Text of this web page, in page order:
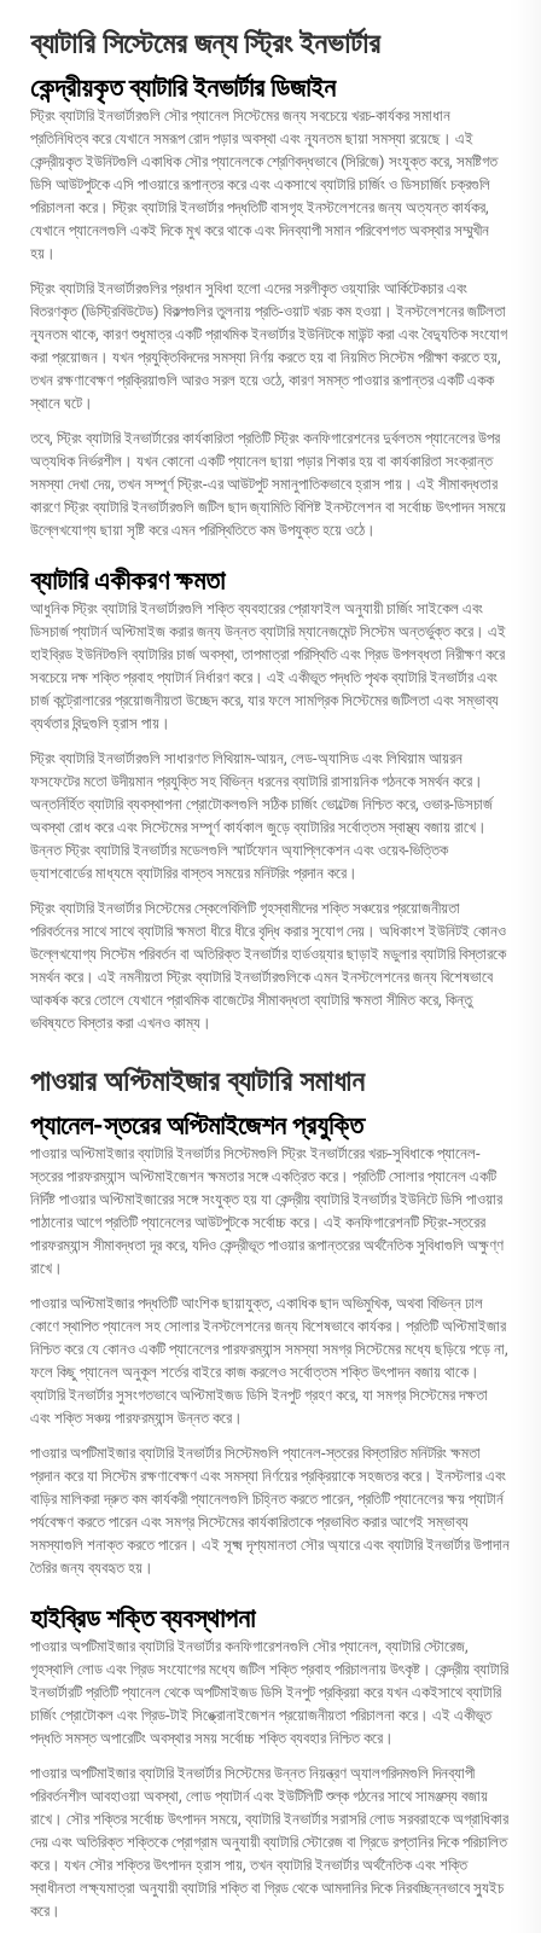
ব্যাটারি সিস্টেমের জন্য স্ট্রিং ইনভার্টার
কেন্দ্রীয়কৃত ব্যাটারি ইনভার্টার ডিজাইন
স্ট্রিং ব্যাটারি ইনভার্টারগুলি সৌর প্যানেল সিস্টেমের জন্য সবচেয়ে খরচ-কার্যকর সমাধান
প্রতিনিধিত্ব করে যেখানে সমরূপ রোদ পড়ার অবস্থা এবং ন্যূনতম ছায়া সমস্যা রয়েছে। এই
কেন্দ্রীয়কৃত ইউনিটগুলি একাধিক সৌর প্যানেলকে শ্রেণিবদ্ধভাবে (সিরিজে) সংযুক্ত করে, সমষ্টিগত
ডিসি আউটপুটকে এসি পাওয়ারে রূপান্তর করে এবং একসাথে ব্যাটারি চার্জিং ও ডিসচার্জিং চক্রগুলি
পরিচালনা করে। স্ট্রিং ব্যাটারি ইনভার্টার পদ্ধতিটি বাসগৃহ ইনস্টলেশনের জন্য অত্যন্ত কার্যকর,
যেখানে প্যানেলগুলি একই দিকে মুখ করে থাকে এবং দিনব্যাপী সমান পরিবেশগত অবস্থার সম্মুখীন
হয়।
স্ট্রিং ব্যাটারি ইনভার্টারগুলির প্রধান সুবিধা হলো এদের সরলীকৃত ওয়্যারিং আর্কিটেকচার এবং
বিতরণকৃত (ডিস্ট্রিবিউটেড) বিকল্পগুলির তুলনায় প্রতি-ওয়াট খরচ কম হওয়া। ইনস্টলেশনের জটিলতা
ন্যূনতম থাকে, কারণ শুধুমাত্র একটি প্রাথমিক ইনভার্টার ইউনিটকে মাউন্ট করা এবং বৈদ্যুতিক সংযোগ
করা প্রয়োজন। যখন প্রযুক্তিবিদদের সমস্যা নির্ণয় করতে হয় বা নিয়মিত সিস্টেম পরীক্ষা করতে হয়,
তখন রক্ষণাবেক্ষণ প্রক্রিয়াগুলি আরও সরল হয়ে ওঠে, কারণ সমস্ত পাওয়ার রূপান্তর একটি একক
স্থানে ঘটে।
তবে, স্ট্রিং ব্যাটারি ইনভার্টারের কার্যকারিতা প্রতিটি স্ট্রিং কনফিগারেশনের দুর্বলতম প্যানেলের উপর
অত্যধিক নির্ভরশীল। যখন কোনো একটি প্যানেল ছায়া পড়ার শিকার হয় বা কার্যকারিতা সংক্রান্ত
সমস্যা দেখা দেয়, তখন সম্পূর্ণ স্ট্রিং-এর আউটপুট সমানুপাতিকভাবে হ্রাস পায়। এই সীমাবদ্ধতার
কারণে স্ট্রিং ব্যাটারি ইনভার্টারগুলি জটিল ছাদ জ্যামিতি বিশিষ্ট ইনস্টলেশন বা সর্বোচ্চ উৎপাদন সময়ে
উল্লেখযোগ্য ছায়া সৃষ্টি করে এমন পরিস্থিতিতে কম উপযুক্ত হয়ে ওঠে।
ব্যাটারি একীকরণ ক্ষমতা
আধুনিক স্ট্রিং ব্যাটারি ইনভার্টারগুলি শক্তি ব্যবহারের প্রোফাইল অনুযায়ী চার্জিং সাইকেল এবং
ডিসচার্জ প্যাটার্ন অপ্টিমাইজ করার জন্য উন্নত ব্যাটারি ম্যানেজমেন্ট সিস্টেম অন্তর্ভুক্ত করে। এই
হাইব্রিড ইউনিটগুলি ব্যাটারির চার্জ অবস্থা, তাপমাত্রা পরিস্থিতি এবং গ্রিড উপলব্ধতা নিরীক্ষণ করে
সবচেয়ে দক্ষ শক্তি প্রবাহ প্যাটার্ন নির্ধারণ করে। এই একীভূত পদ্ধতি পৃথক ব্যাটারি ইনভার্টার এবং
চার্জ কন্ট্রোলারের প্রয়োজনীয়তা উচ্ছেদ করে, যার ফলে সামগ্রিক সিস্টেমের জটিলতা এবং সম্ভাব্য
ব্যর্থতার বিন্দুগুলি হ্রাস পায়।
স্ট্রিং ব্যাটারি ইনভার্টারগুলি সাধারণত লিথিয়াম-আয়ন, লেড-অ্যাসিড এবং লিথিয়াম আয়রন
ফসফেটের মতো উদীয়মান প্রযুক্তি সহ বিভিন্ন ধরনের ব্যাটারি রাসায়নিক গঠনকে সমর্থন করে।
অন্তর্নির্হিত ব্যাটারি ব্যবস্থাপনা প্রোটোকলগুলি সঠিক চার্জিং ভোল্টেজ নিশ্চিত করে, ওভার-ডিসচার্জ
অবস্থা রোধ করে এবং সিস্টেমের সম্পূর্ণ কার্যকাল জুড়ে ব্যাটারির সর্বোত্তম স্বাস্থ্য বজায় রাখে।
উন্নত স্ট্রিং ব্যাটারি ইনভার্টার মডেলগুলি স্মার্টফোন অ্যাপ্লিকেশন এবং ওয়েব-ভিত্তিক
ড্যাশবোর্ডের মাধ্যমে ব্যাটারির বাস্তব সময়ের মনিটরিং প্রদান করে।
স্ট্রিং ব্যাটারি ইনভার্টার সিস্টেমের স্কেলেবিলিটি গৃহস্বামীদের শক্তি সঞ্চয়ের প্রয়োজনীয়তা
পরিবর্তনের সাথে সাথে ব্যাটারি ক্ষমতা ধীরে ধীরে বৃদ্ধি করার সুযোগ দেয়। অধিকাংশ ইউনিটই কোনও
উল্লেখযোগ্য সিস্টেম পরিবর্তন বা অতিরিক্ত ইনভার্টার হার্ডওয়্যার ছাড়াই মডুলার ব্যাটারি বিস্তারকে
সমর্থন করে। এই নমনীয়তা স্ট্রিং ব্যাটারি ইনভার্টারগুলিকে এমন ইনস্টলেশনের জন্য বিশেষভাবে
আকর্ষক করে তোলে যেখানে প্রাথমিক বাজেটের সীমাবদ্ধতা ব্যাটারি ক্ষমতা সীমিত করে, কিন্তু
ভবিষ্যতে বিস্তার করা এখনও কাম্য।
পাওয়ার অপ্টিমাইজার ব্যাটারি সমাধান
প্যানেল-স্তরের অপ্টিমাইজেশন প্রযুক্তি
পাওয়ার অপ্টিমাইজার ব্যাটারি ইনভার্টার সিস্টেমগুলি স্ট্রিং ইনভার্টারের খরচ-সুবিধাকে প্যানেল-
স্তরের পারফরম্যান্স অপ্টিমাইজেশন ক্ষমতার সঙ্গে একত্রিত করে। প্রতিটি সোলার প্যানেল একটি
নির্দিষ্ট পাওয়ার অপ্টিমাইজারের সঙ্গে সংযুক্ত হয় যা কেন্দ্রীয় ব্যাটারি ইনভার্টার ইউনিটে ডিসি পাওয়ার
পাঠানোর আগে প্রতিটি প্যানেলের আউটপুটকে সর্বোচ্চ করে। এই কনফিগারেশনটি স্ট্রিং-স্তরের
পারফরম্যান্স সীমাবদ্ধতা দূর করে, যদিও কেন্দ্রীভূত পাওয়ার রূপান্তরের অর্থনৈতিক সুবিধাগুলি অক্ষুণ্ণ
রাখে।
পাওয়ার অপ্টিমাইজার পদ্ধতিটি আংশিক ছায়াযুক্ত, একাধিক ছাদ অভিমুখিক, অথবা বিভিন্ন ঢাল
কোণে স্থাপিত প্যানেল সহ সোলার ইনস্টলেশনের জন্য বিশেষভাবে কার্যকর। প্রতিটি অপ্টিমাইজার
নিশ্চিত করে যে কোনও একটি প্যানেলের পারফরম্যান্স সমস্যা সমগ্র সিস্টেমের মধ্যে ছড়িয়ে পড়ে না,
ফলে কিছু প্যানেল অনুকূল শর্তের বাইরে কাজ করলেও সর্বোত্তম শক্তি উৎপাদন বজায় থাকে।
ব্যাটারি ইনভার্টার সুসংগতভাবে অপ্টিমাইজড ডিসি ইনপুট গ্রহণ করে, যা সমগ্র সিস্টেমের দক্ষতা
এবং শক্তি সঞ্চয় পারফরম্যান্স উন্নত করে।
পাওয়ার অপটিমাইজার ব্যাটারি ইনভার্টার সিস্টেমগুলি প্যানেল-স্তরের বিস্তারিত মনিটরিং ক্ষমতা
প্রদান করে যা সিস্টেম রক্ষণাবেক্ষণ এবং সমস্যা নির্ণয়ের প্রক্রিয়াকে সহজতর করে। ইনস্টলার এবং
বাড়ির মালিকরা দ্রুত কম কার্যকরী প্যানেলগুলি চিহ্নিত করতে পারেন, প্রতিটি প্যানেলের ক্ষয় প্যাটার্ন
পর্যবেক্ষণ করতে পারেন এবং সমগ্র সিস্টেমের কার্যকারিতাকে প্রভাবিত করার আগেই সম্ভাব্য
সমস্যাগুলি শনাক্ত করতে পারেন। এই সূক্ষ্ম দৃশ্যমানতা সৌর অ্যারে এবং ব্যাটারি ইনভার্টার উপাদান
তৈরির জন্য ব্যবহৃত হয়।
হাইব্রিড শক্তি ব্যবস্থাপনা
পাওয়ার অপটিমাইজার ব্যাটারি ইনভার্টার কনফিগারেশনগুলি সৌর প্যানেল, ব্যাটারি স্টোরেজ,
গৃহস্থালি লোড এবং গ্রিড সংযোগের মধ্যে জটিল শক্তি প্রবাহ পরিচালনায় উৎকৃষ্ট। কেন্দ্রীয় ব্যাটারি
ইনভার্টারটি প্রতিটি প্যানেল থেকে অপটিমাইজড ডিসি ইনপুট প্রক্রিয়া করে যখন একইসাথে ব্যাটারি
চার্জিং প্রোটোকল এবং গ্রিড-টাই সিঙ্ক্রোনাইজেশন প্রয়োজনীয়তা পরিচালনা করে। এই একীভূত
পদ্ধতি সমস্ত অপারেটিং অবস্থার সময় সর্বোচ্চ শক্তি ব্যবহার নিশ্চিত করে।
পাওয়ার অপটিমাইজার ব্যাটারি ইনভার্টার সিস্টেমের উন্নত নিয়ন্ত্রণ অ্যালগরিদমগুলি দিনব্যাপী
পরিবর্তনশীল আবহাওয়া অবস্থা, লোড প্যাটার্ন এবং ইউটিলিটি শুল্ক গঠনের সাথে সামঞ্জস্য বজায়
রাখে। সৌর শক্তির সর্বোচ্চ উৎপাদন সময়ে, ব্যাটারি ইনভার্টার সরাসরি লোড সরবরাহকে অগ্রাধিকার
দেয় এবং অতিরিক্ত শক্তিকে প্রোগ্রাম অনুযায়ী ব্যাটারি স্টোরেজ বা গ্রিডে রপ্তানির দিকে পরিচালিত
করে। যখন সৌর শক্তির উৎপাদন হ্রাস পায়, তখন ব্যাটারি ইনভার্টার অর্থনৈতিক এবং শক্তি
স্বাধীনতা লক্ষ্যমাত্রা অনুযায়ী ব্যাটারি শক্তি বা গ্রিড থেকে আমদানির দিকে নিরবচ্ছিন্নভাবে স্যুইচ
করে।